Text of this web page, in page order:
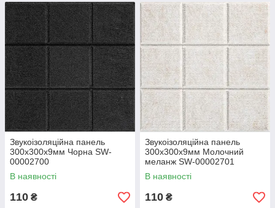
Звукоізоляційна панель
300х300х9мм Чорна SW-
00002700
В наявності
110 ₴
Звукоізоляційна панель
300х300х9мм Молочний
меланж SW-00002701
В наявності
110 ₴